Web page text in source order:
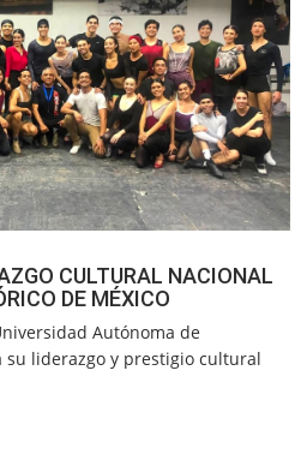
CULTURAL NACIONAL
DE MÉXICO
Autónoma de
su liderazgo y prestigio cultural